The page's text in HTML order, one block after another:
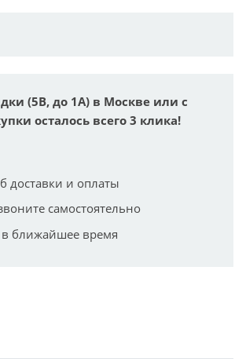
(5В, до 1A) в Москве или с
осталось всего 3 клика!
доставки и оплаты
самостоятельно
в ближайшее время